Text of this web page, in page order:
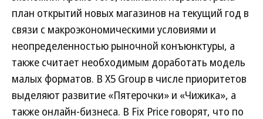
план открытий новых магазинов на текущий год в
связи с макроэкономическими условиями и
неопределенностью рыночной конъюнктуры, а
также считает необходимым доработать модель
малых форматов. В X5 Group в числе приоритетов
выделяют развитие «Пятерочки» и «Чижика», а
также онлайн-бизнеса. В Fix Price говорят, что по